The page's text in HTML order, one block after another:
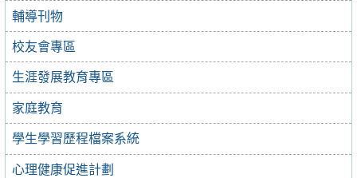
輔導刊物
校友會專區
生涯發展教育專區
家庭教育
學生學習歷程檔案系統
心理健康促進計劃